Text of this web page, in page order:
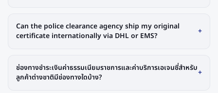
Can the police clearance agency ship my original
certificate internationally via DHL or EMS?
+
ช่องทางชำระเงินค่าธรรมเนียมราชการและค่าบริการเอเจนซี่สำหรับ
ลูกค้าต่างชาติมีช่องทางใดบ้าง?
+